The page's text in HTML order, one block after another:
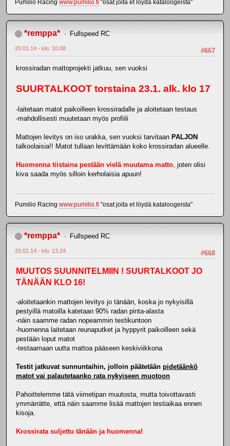
Pumilio Racing www.pumilio.fi "osat joita et löydä kataloogeista"
*remppa* Fullspeed RC
#667
20.01.14 - klo: 10.08
krossiradan mattoprojekti jatkuu, sen vuoksi
SUURTALKOOT torstaina 23.1. alk. klo 17
-laitetaan matot paikoilleen krossiradalle ja aloitetaan testaus
-mahdollisesti muutetaan myös profiili
Mattojen levitys on iso urakka, sen vuoksi tarvitaan PALJON
talkoolaisia!! Matot tullaan levittämään koko krossiradan alueelle.
Huomenna tiistaina pestään vielä muutama matto , joten olisi
kiva saada myös silloin kerholaisia apuun!
Pumilio Racing www.pumilio.fi "osat joita et löydä kataloogeista"
*remppa* Fullspeed RC
#668
20.01.14 - klo: 13.24
MUUTOS SUUNNITELMIIN ! SUURTALKOOT JO
TÄNÄÄN KLO 16!
-aloitetaankin mattojen levitys jo tänään, koska jo nykyisillä
pestyillä matoilla katetaan 90% radan pinta-alasta
-näin saamme radan nopeammin testikuntoon
-huomenna laitetaan reunaputket ja hyppyrit paikoilleen sekä
pestään loput matot
-testaamaan uutta mattoa pääseen keskiviikkona
Testit jatkuvat sunnuntaihin, jolloin päätetään pidetäänkö
matot vai palautetaanko rata nykyiseen muotoon
Pahoittelemme tätä viimetipan muutosta, mutta toivottavasti
ymmärrätte, että näin saamme lisää mattojen testiaikaa ennen
kisoja.
Krossirata suljettu tänään ja huomenna!